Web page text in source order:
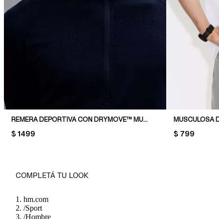
REMERA DEPORTIVA CON DRYMOVE™ MUSCLE FIT
PRICE:
$ 1499 PRICE:
$ 799
COMPLETÁ TU LOOK
hm.com
/Sport
/Hombre